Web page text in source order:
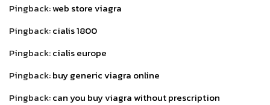
Pingback:web store viagra
Pingback:cialis 1800
Pingback:cialis europe
Pingback:buy generic viagra online
Pingback:can you buy viagra without prescription